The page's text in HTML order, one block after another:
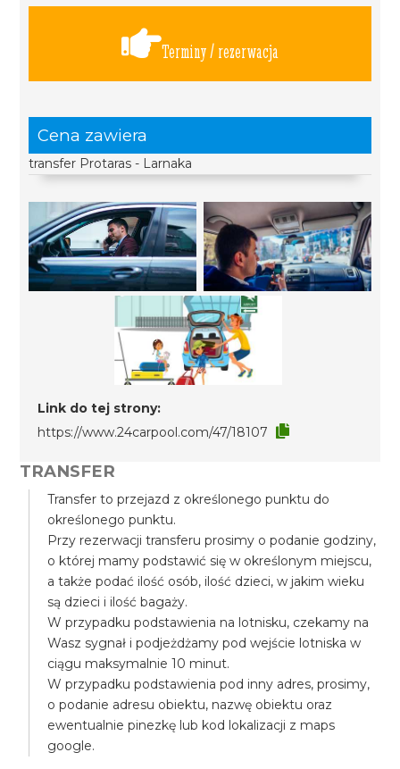
Terminy / rezerwacja
Cena zawiera
transfer Protaras - Larnaka
Link do tej strony:
https://www.24carpool.com/47/18107
TRANSFER
Transfer to przejazd z określonego punktu do
określonego punktu.
Przy rezerwacji transferu prosimy o podanie godziny,
o której mamy podstawić się w określonym miejscu,
a także podać ilość osób, ilość dzieci, w jakim wieku
są dzieci i ilość bagaży.
W przypadku podstawienia na lotnisku, czekamy na
Wasz sygnał i podjeżdżamy pod wejście lotniska w
ciągu maksymalnie 10 minut.
W przypadku podstawienia pod inny adres, prosimy,
o podanie adresu obiektu, nazwę obiektu oraz
ewentualnie pinezkę lub kod lokalizacji z maps
google.